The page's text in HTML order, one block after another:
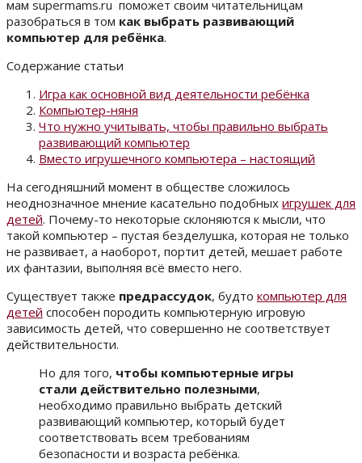
мам supermams.ru поможет своим читательницам
разобраться в том как выбрать развивающий
компьютер для ребёнка.
Содержание статьи
Игра как основной вид деятельности ребёнка
Компьютер-няня
Что нужно учитывать, чтобы правильно выбрать
развивающий компьютер
Вместо игрушечного компьютера – настоящий
На сегодняшний момент в обществе сложилось
неоднозначное мнение касательно подобных игрушек для
детей. Почему-то некоторые склоняются к мысли, что
такой компьютер – пустая безделушка, которая не только
не развивает, а наоборот, портит детей, мешает работе
их фантазии, выполняя всё вместо него.
Существует также предрассудок, будто компьютер для
детей способен породить компьютерную игровую
зависимость детей, что совершенно не соответствует
действительности.
Но для того, чтобы компьютерные игры
стали действительно полезными,
необходимо правильно выбрать детский
развивающий компьютер, который будет
соответствовать всем требованиям
безопасности и возраста ребёнка.